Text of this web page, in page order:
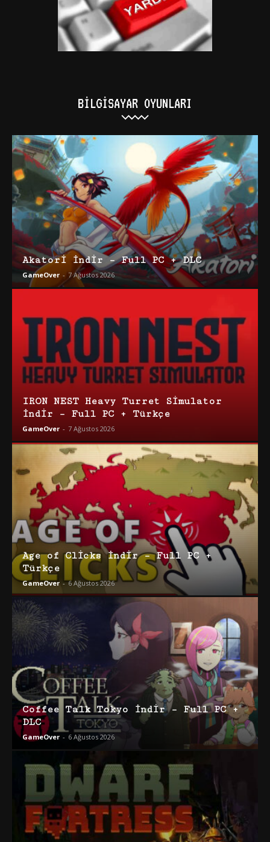
BILGISAYAR OYUNLARI
Akatori İndir – Full PC + DLC
GameOver - 7 Ağustos 2026
IRON NEST Heavy Turret Simulator
İndir – Full PC + Türkçe
GameOver - 7 Ağustos 2026
Age of Clicks İndir – Full PC +
Türkçe
GameOver - 6 Ağustos 2026
Coffee Talk Tokyo İndir – Full PC +
DLC
GameOver - 6 Ağustos 2026